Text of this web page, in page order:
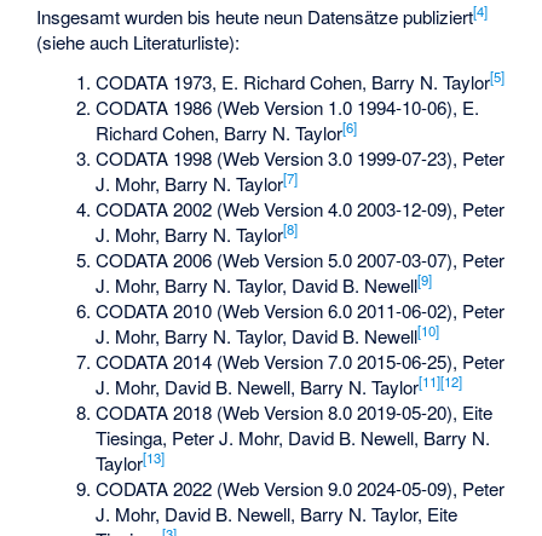
Insgesamt wurden bis heute neun Datensätze publiziert[4]
(siehe auch Literaturliste):
CODATA 1973, E. Richard Cohen, Barry N. Taylor[5]
CODATA 1986 (Web Version 1.0 1994-10-06), E.
Richard Cohen, Barry N. Taylor[6]
CODATA 1998 (Web Version 3.0 1999-07-23), Peter
J. Mohr, Barry N. Taylor[7]
CODATA 2002 (Web Version 4.0 2003-12-09), Peter
J. Mohr, Barry N. Taylor[8]
CODATA 2006 (Web Version 5.0 2007-03-07), Peter
J. Mohr, Barry N. Taylor, David B. Newell[9]
CODATA 2010 (Web Version 6.0 2011-06-02), Peter
J. Mohr, Barry N. Taylor, David B. Newell[10]
CODATA 2014 (Web Version 7.0 2015-06-25), Peter
J. Mohr, David B. Newell, Barry N. Taylor[11][12]
CODATA 2018 (Web Version 8.0 2019-05-20), Eite
Tiesinga, Peter J. Mohr, David B. Newell, Barry N.
Taylor[13]
CODATA 2022 (Web Version 9.0 2024-05-09), Peter
J. Mohr, David B. Newell, Barry N. Taylor, Eite